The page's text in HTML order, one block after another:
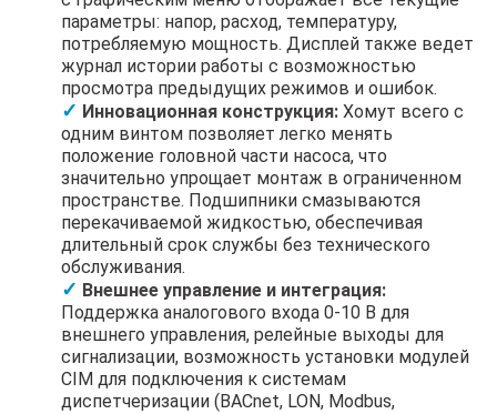
параметры: напор, расход, температуру,
потребляемую мощность. Дисплей также ведет
журнал истории работы с возможностью
просмотра предыдущих режимов и ошибок.
Инновационная конструкция: Хомут всего с
одним винтом позволяет легко менять
положение головной части насоса, что
значительно упрощает монтаж в ограниченном
пространстве. Подшипники смазываются
перекачиваемой жидкостью, обеспечивая
длительный срок службы без технического
обслуживания.
Внешнее управление и интеграция:
Поддержка аналогового входа 0-10 В для
внешнего управления, релейные выходы для
сигнализации, возможность установки модулей
CIM для подключения к системам
диспетчеризации (BACnet, LON, Modbus,